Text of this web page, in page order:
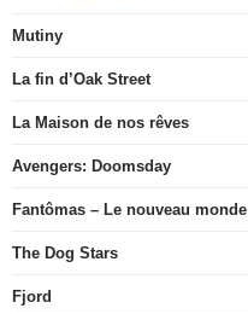
Mutiny
La fin d’Oak Street
La Maison de nos rêves
Avengers: Doomsday
Fantômas – Le nouveau monde
The Dog Stars
Fjord